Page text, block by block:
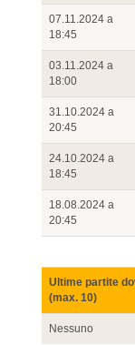
07.11.2024 a
18:45
03.11.2024 a
18:00
31.10.2024 a
20:45
24.10.2024 a
18:45
18.08.2024 a
20:45
Ultime partite
(max. 10)
Nessuno